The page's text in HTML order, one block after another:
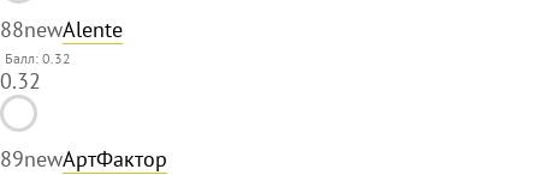
88newAlente
Балл: 0.32
0.32
89newАртФактор